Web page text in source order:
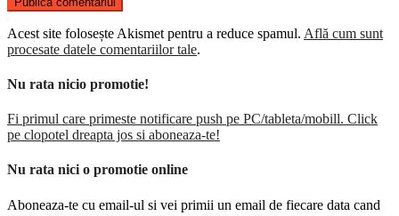
Acest site folosește Akismet pentru a reduce spamul. Află cum sunt
procesate datele comentariilor tale.
Nu rata nicio promotie!
Fi primul care primeste notificare push pe PC/tableta/mobill. Click
pe clopotel dreapta jos si aboneaza-te!
Nu rata nici o promotie online
Aboneaza-te cu email-ul si vei primii un email de fiecare data cand